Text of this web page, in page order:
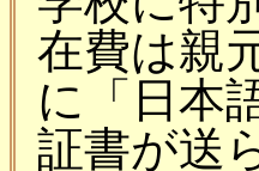
在費は親
に「日本
証書が送